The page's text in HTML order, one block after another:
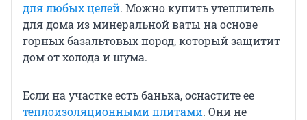
для любых целей. Можно купить утеплитель
для дома из минеральной ваты на основе
горных базальтовых пород, который защитит
дом от холода и шума.
Если на участке есть банька, оснастите ее
теплоизоляционными плитами. Они не